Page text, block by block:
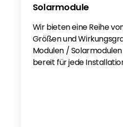
Solarmodule
Wir bieten eine Reihe
Größen und
Modulen /
bereit für jede